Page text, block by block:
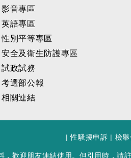
影音專區
英語專區
性別平等專區
安全及衛生防護專區
試政試務
考選部公報
相關連結
|性騷擾申訴 | 檢
，歡迎朋友連結使用。但引用時，請